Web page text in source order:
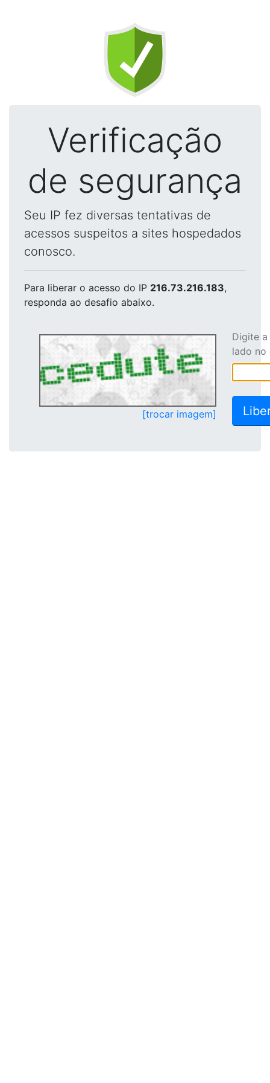
Verificação
de segurança
Seu IP fez diversas tentativas de
acessos suspeitos a sites hospedados
conosco.
Para liberar o acesso do IP 216.73.216.183,
responda ao desafio abaixo.
[trocar imagem]
Digite
lado no